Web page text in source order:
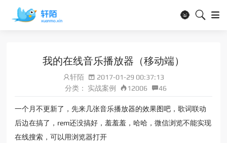
🌚
我的在线音乐播放器（移动端）
轩陌
2017-01-29 00:37:13
分类：
实战案例 12006 46
一个月不更新了，先来几张音乐播放器的效果图吧，歌词联动
后边在搞了，rem还没搞好，羞羞羞，哈哈，微信浏览不能实现
在线搜索，可以用浏览器打开